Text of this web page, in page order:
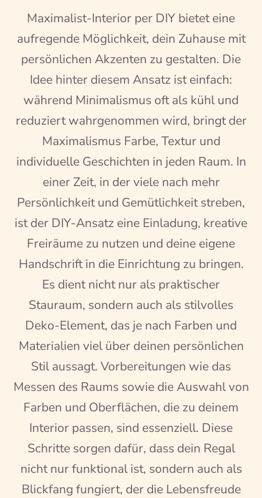
Maximalist-Interior per DIY bietet eine
aufregende Möglichkeit, dein Zuhause mit
persönlichen Akzenten zu gestalten. Die
Idee hinter diesem Ansatz ist einfach:
während Minimalismus oft als kühl und
reduziert wahrgenommen wird, bringt der
Maximalismus Farbe, Textur und
individuelle Geschichten in jeden Raum. In
einer Zeit, in der viele nach mehr
Persönlichkeit und Gemütlichkeit streben,
ist der DIY-Ansatz eine Einladung, kreative
Freiräume zu nutzen und deine eigene
Handschrift in die Einrichtung zu bringen.
Es dient nicht nur als praktischer
Stauraum, sondern auch als stilvolles
Deko-Element, das je nach Farben und
Materialien viel über deinen persönlichen
Stil aussagt. Vorbereitungen wie das
Messen des Raums sowie die Auswahl von
Farben und Oberflächen, die zu deinem
Interior passen, sind essenziell. Diese
Schritte sorgen dafür, dass dein Regal
nicht nur funktional ist, sondern auch als
Blickfang fungiert, der die Lebensfreude